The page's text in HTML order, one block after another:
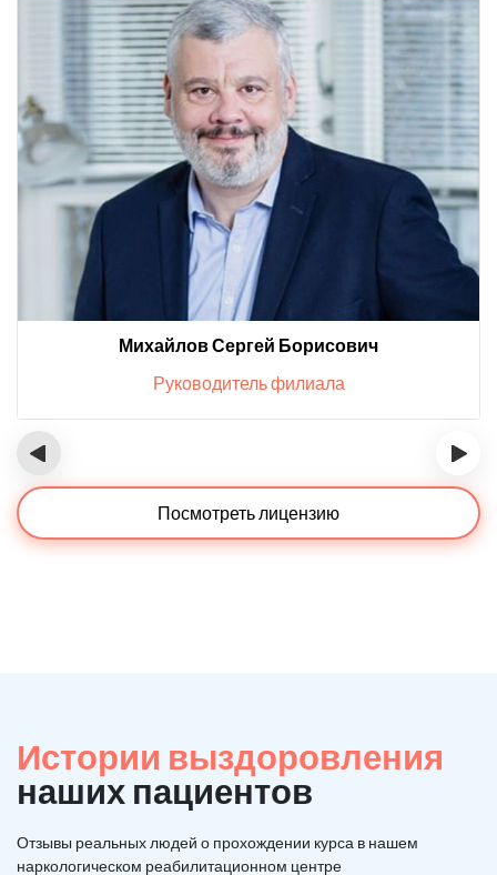
Михайлов Сергей Борисович
Руководитель филиала
‹ ›
Посмотреть лицензию
Истории выздоровления
наших пациентов
Отзывы реальных людей о прохождении курса в нашем
наркологическом реабилитационном центре